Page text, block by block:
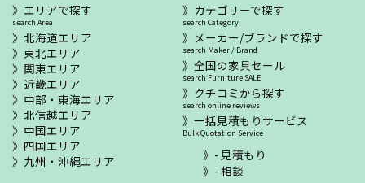
エリアで探す
search Area
北海道エリア
東北エリア
関東エリア
近畿エリア
中部・東海エリア
北信越エリア
中国エリア
四国エリア
九州・沖縄エリア
カテゴリーで探す
search Category
メーカー/ブランドで探す
search Maker / Brand
全国の家具セール
search Furniture SALE
クチコミから探す
search online reviews
一括見積もりサービス
Bulk Quotation Service
- 見積もり
- 相談